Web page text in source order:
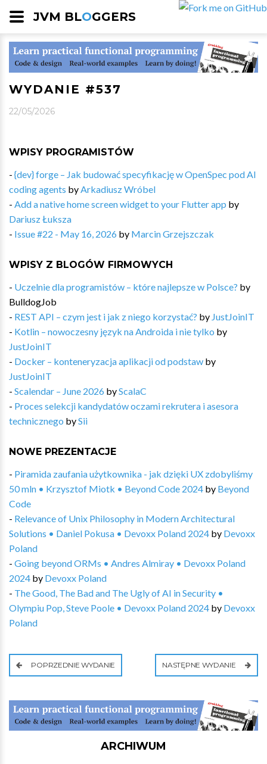
JVM BLOGGERS
WYDANIE #537
22/05/2026
WPISY PROGRAMISTÓW
- {dev} forge – Jak budować specyfikację w OpenSpec pod AI
coding agents by Arkadiusz Wróbel
- Add a native home screen widget to your Flutter app by
Dariusz Łuksza
- Issue #22 - May 16, 2026 by Marcin Grzejszczak
WPISY Z BLOGÓW FIRMOWYCH
- Uczelnie dla programistów – które najlepsze w Polsce? by
BulldogJob
- REST API – czym jest i jak z niego korzystać? by JustJoinIT
- Kotlin – nowoczesny język na Androida i nie tylko by
JustJoinIT
- Docker – konteneryzacja aplikacji od podstaw by
JustJoinIT
- Scalendar – June 2026 byScalaC
- Proces selekcji kandydatów oczami rekrutera i asesora
technicznego bySii
NOWE PREZENTACJE
- Piramida zaufania użytkownika - jak dzięki UX zdobyliśmy
50 mln • Krzysztof Miotk • Beyond Code 2024 by Beyond
Code
- Relevance of Unix Philosophy in Modern Architectural
Solutions • Daniel Pokusa • Devoxx Poland 2024 by Devoxx
Poland
- Going beyond ORMs • Andres Almiray • Devoxx Poland
2024 by Devoxx Poland
- The Good, The Bad and The Ugly of AI in Security •
Olympiu Pop, Steve Poole • Devoxx Poland 2024 by Devoxx
Poland
POPRZEDNIE WYDANIE NASTĘPNE WYDANIE
ARCHIWUM